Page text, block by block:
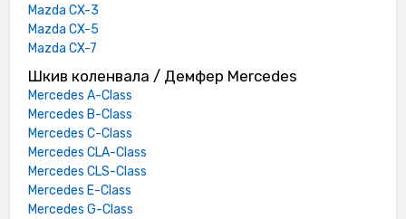
Mazda CX-3
Mazda CX-5
Mazda CX-7
Шкив коленвала / Демфер Mercedes
Mercedes A-Class
Mercedes B-Class
Mercedes C-Class
Mercedes CLA-Class
Mercedes CLS-Class
Mercedes E-Class
Mercedes G-Class